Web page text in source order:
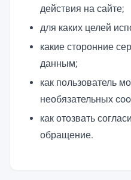
действия на сайте;
для каких целей
какие сторонние
данным;
как пользователь
необязательных
как отозвать
обращение.